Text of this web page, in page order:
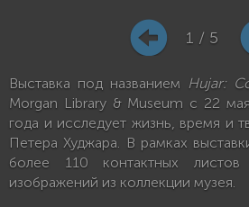
1 / 5
Выставка под названием Hujar:
Morgan Library & Museum с 22
года и исследует жизнь, время и
Петерa Худжара. В рамках
более 110 контактных
изображений из коллекции музея.